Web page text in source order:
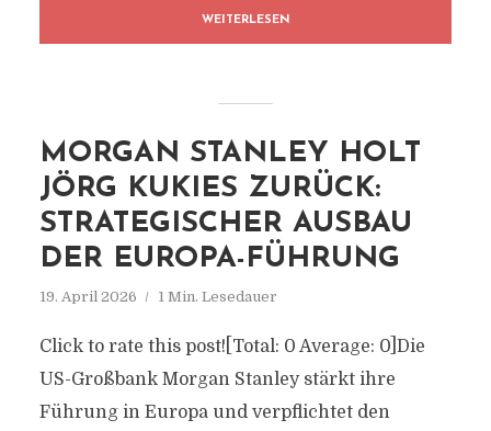
WEITERLESEN
MORGAN STANLEY HOLT
JÖRG KUKIES ZURÜCK:
STRATEGISCHER AUSBAU
DER EUROPA-FÜHRUNG
19. April 2026 1 Min. Lesedauer
Click to rate this post![Total: 0 Average: 0]Die
US-Großbank Morgan Stanley stärkt ihre
Führung in Europa und verpflichtet den